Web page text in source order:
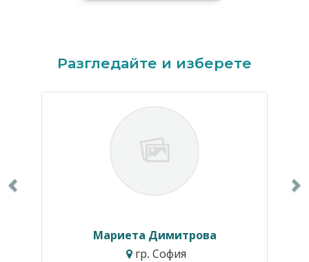
Разгледайте и изберете
Мариета Димитрова
гр. София